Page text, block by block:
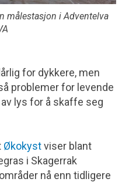
målestasjon i Adventelva
for dykkere, men
problemer for levende
lys for å skaffe seg
Økokystviser blant
i Skagerrak
nå enn tidligere